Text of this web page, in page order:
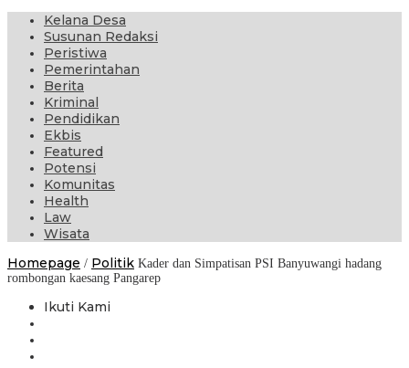
Kelana Desa
Susunan Redaksi
Peristiwa
Pemerintahan
Berita
Kriminal
Pendidikan
Ekbis
Featured
Potensi
Komunitas
Health
Law
Wisata
Homepage / Politik Kader dan Simpatisan PSI Banyuwangi hadang
rombongan kaesang Pangarep
Ikuti Kami